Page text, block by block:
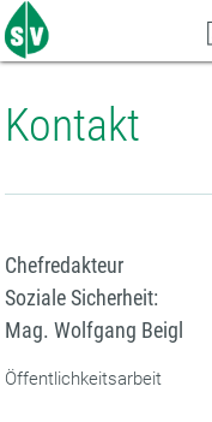
Zum
Seiteninhalt
springen
Zur
Navigation
springen
Zur
Mobilen
Navigation
springen
Kontakt
Chefredakteur
Soziale Sicherheit:
Mag. Wolfgang Beigl
Öffentlichkeitsarbeit